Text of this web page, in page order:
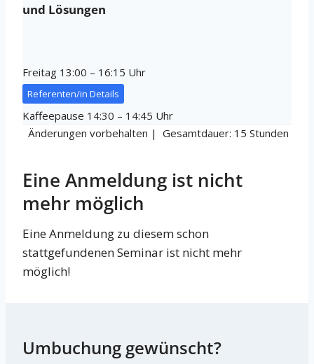
und Lösungen
Freitag 13:00 – 16:15 Uhr
Referenten/in Details
Kaffeepause 14:30 – 14:45 Uhr
Änderungen vorbehalten | Gesamtdauer: 15 Stunden
Eine Anmeldung ist nicht
mehr möglich
Eine Anmeldung zu diesem schon
stattgefundenen Seminar ist nicht mehr
möglich!
Umbuchung gewünscht?